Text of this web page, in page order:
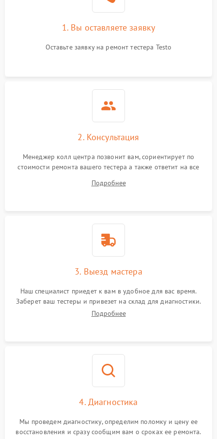
1. Вы оставляете заявку
Оставьте заявку на ремонт тестера Testo
2. Консультация
Менеджер колл центра позвонит вам, сориентирует по
стоимости ремонта вашего тестера а также ответит на все
Подробнее
3. Выезд мастера
Наш специалист приедет к вам в удобное для вас время.
Заберет ваш тестеры и привезет на склад для диагностики.
Подробнее
4. Диагностика
Мы проведем диагностику, определим поломку и цену ее
восстановления и сразу сообщим вам о сроках ее ремонта.